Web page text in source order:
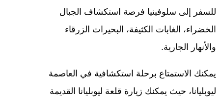
للسفر إلى سلوفينيا فرصة استكشاف الجبال
الخضراء، الغابات الكثيفة، البحيرات الزرقاء
والأنهار الجارية.
يمكنك الاستمتاع برحلة استكشافية في العاصمة
ليوبليانا، حيث يمكنك زيارة قلعة ليوبليانا القديمة